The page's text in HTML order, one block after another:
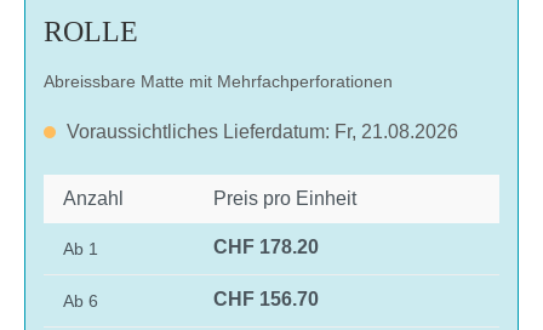
ROLLE
Abreissbare Matte mit Mehrfachperforationen
Voraussichtliches Lieferdatum: Fr, 21.08.2026
Anzahl Preis pro Einheit
Ab 1 CHF 178.20
Ab 6 CHF 156.70